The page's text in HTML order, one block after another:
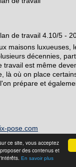
ce site, vous acceptez
des contenus et
En savoir plus
de travail 4.10/5 -
maisons luxueuses,
décennies,
travail est même
là où on place
prépare et
pose.com
cuisine,
...